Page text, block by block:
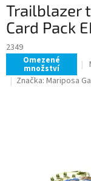
Trailblazer
Card Pack
2349
Omezené
množství
Značka: Mariposa